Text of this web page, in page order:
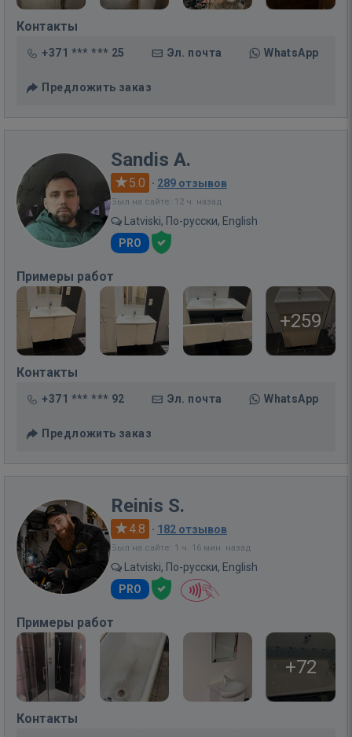
Контакты
+371 *** *** 25 Эл. почта WhatsApp
Предложить заказ
Sandis A.
5.0 · 289 отзывов
Был на сайте: 12 ч. назад
Latviski, По-русски, English
PRO
Примеры работ
+259
Контакты
+371 *** *** 92 Эл. почта WhatsApp
Предложить заказ
Reinis S.
4.8 · 182 отзывов
Был на сайте: 1 ч. 16 мин. назад
Latviski, По-русски, English
PRO
Примеры работ
+72
Контакты